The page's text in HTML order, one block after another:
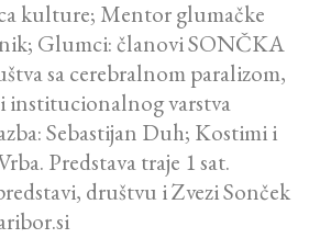
kulture; Mentor glumačke
Glumci: članovi SONČKA
sa cerebralnom paralizom,
institucionalnog varstva
Sebastijan Duh; Kostimi i
Predstava traje 1 sat.
društvu i Zvezi Sonček